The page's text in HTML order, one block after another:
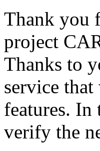
Thank you
project
Thanks to
service
features. In
verify the